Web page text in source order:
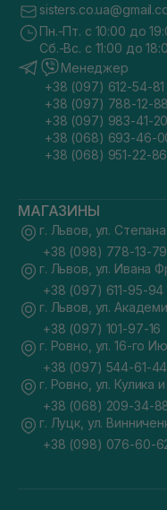
Пн.-Пт. с 10:00 до
Сб.-Вс. с 11:00 до
Менеджер
+38 (097) 612-54-81
+38 (097) 788-12-88
+38 (097) 983-41-20
+38 (068) 693-46-
+38 (068) 951-22-86
МАГАЗИНЫ
г. Львов, ул.
+38 (098) 778-13-79
г. Львов, ул. Ивана
+38 (097) 611-95-94
г. Львов, ул.
+38 (097) 101-97-16
г. Ровно, ул. 16-го
+38 (097) 544-61-44
г. Ровно, ул. Кулика
+38 (068) 209-34-
г. Луцк, ул.
+38 (098) 076-60-